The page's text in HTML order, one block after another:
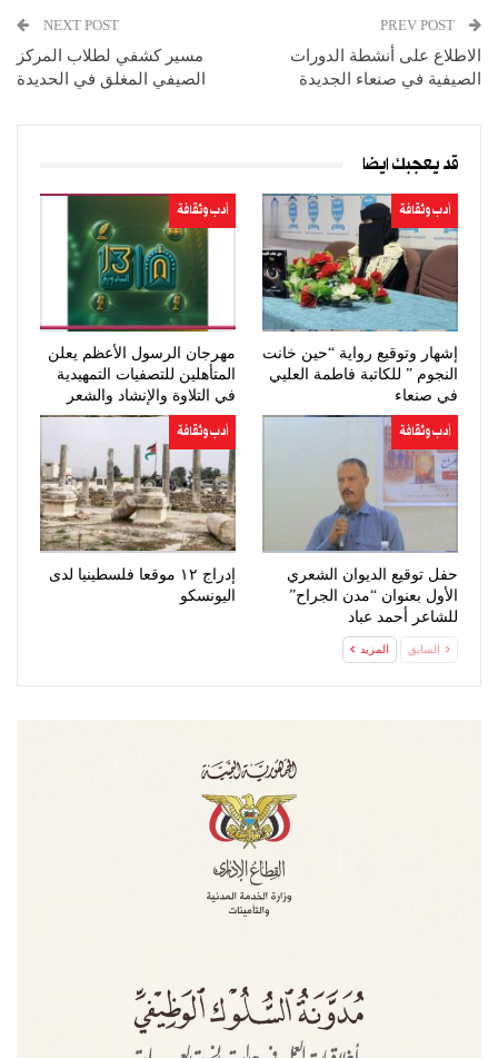
الاطلاع على أنشطة الدورات
الصيفية في صنعاء الجديدة
NEXT POST
مسير كشفي لطلاب المركز
الصيفي المغلق في الحديدة
قد يعجبك ايضا
أدب وثقافة
إشهار وتوقيع رواية “حين خانت
النجوم ” للكاتبة فاطمة العليي
في صنعاء
أدب وثقافة
مهرجان الرسول الأعظم يعلن
المتأهلين للتصفيات التمهيدية
في التلاوة والإنشاد والشعر
أدب وثقافة
حفل توقيع الديوان الشعري
الأول بعنوان “مدن الجراح”
للشاعر أحمد عباد
أدب وثقافة
إدراج ١٢ موقعا فلسطينيا لدى
اليونسكو
السابق المزيد